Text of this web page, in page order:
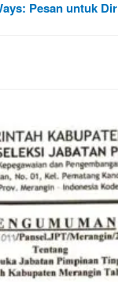
Pesan untuk